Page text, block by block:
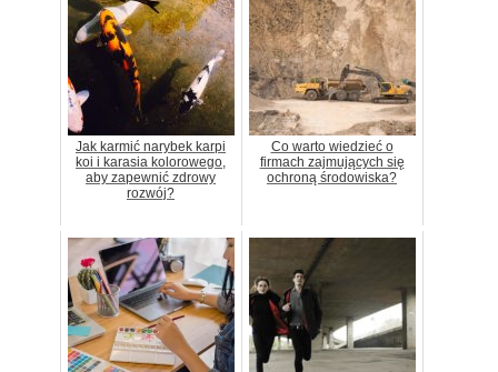
Jak karmić narybek karpi
koi i karasia kolorowego,
aby zapewnić zdrowy
rozwój?
Co warto wiedzieć o
firmach zajmujących się
ochroną środowiska?